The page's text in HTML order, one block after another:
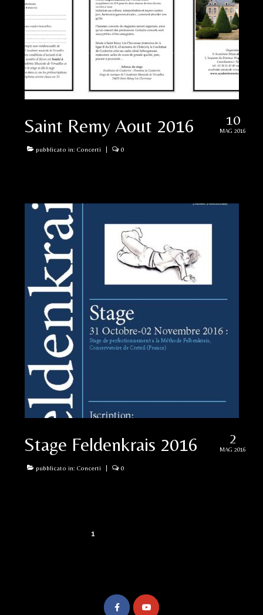
10
MAG 2016
Saint Remy Aout 2016
pubblicato in: Concerti 0
2
MAG 2016
Stage Feldenkrais 2016
pubblicato in: Concerti 0
Navigazione
1